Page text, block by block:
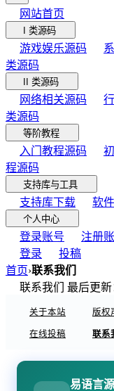
网站首页
I 类源码
游戏娱乐源码
类源码
II 类源码
网络相关源码
类源码
等阶教程
入门教程源码
程源码
支持库与工具
支持库下载 软
个人中心
登录账号 注册
登录
投稿
首页›联系我们
联系我们
最后更新
关于本站 版权
在线投稿 联系
易语言